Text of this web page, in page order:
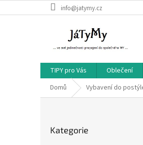
na
info@jatymy.cz
TIPY pro Vás Oblečení
Domů
Vybavení do
kategorie
Kategorie